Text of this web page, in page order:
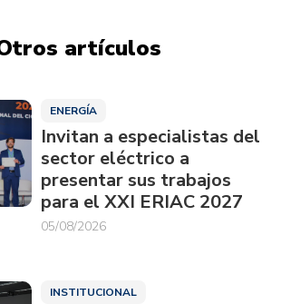
artículos
ENERGÍA
Invitan a especialistas del
sector eléctrico a
presentar sus trabajos
para el XXI ERIAC 2027
05/08/2026
INSTITUCIONAL